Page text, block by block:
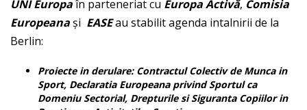
UNI Europaîn parteneriat cu Europa Activă, Comisia
Europeanași EASEau stabilit agenda intalnirii de la
Berlin:
Proiecte in derulare: Contractul Colectiv de Munca in
Sport, Declaratia Europeana privind Sportul ca
Domeniu Sectorial, Drepturile si Siguranta Copiilor in